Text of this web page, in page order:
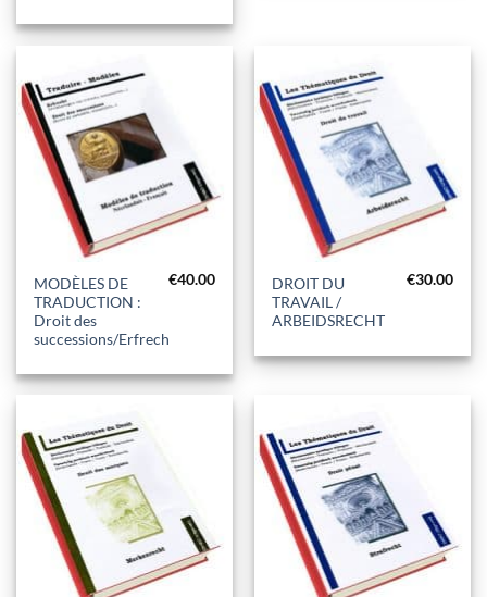
MODÈLES DE
TRADUCTION :
Droit des
successions/Erfrecht
€40.00
DROIT DU
TRAVAIL /
ARBEIDSRECHT
€30.00